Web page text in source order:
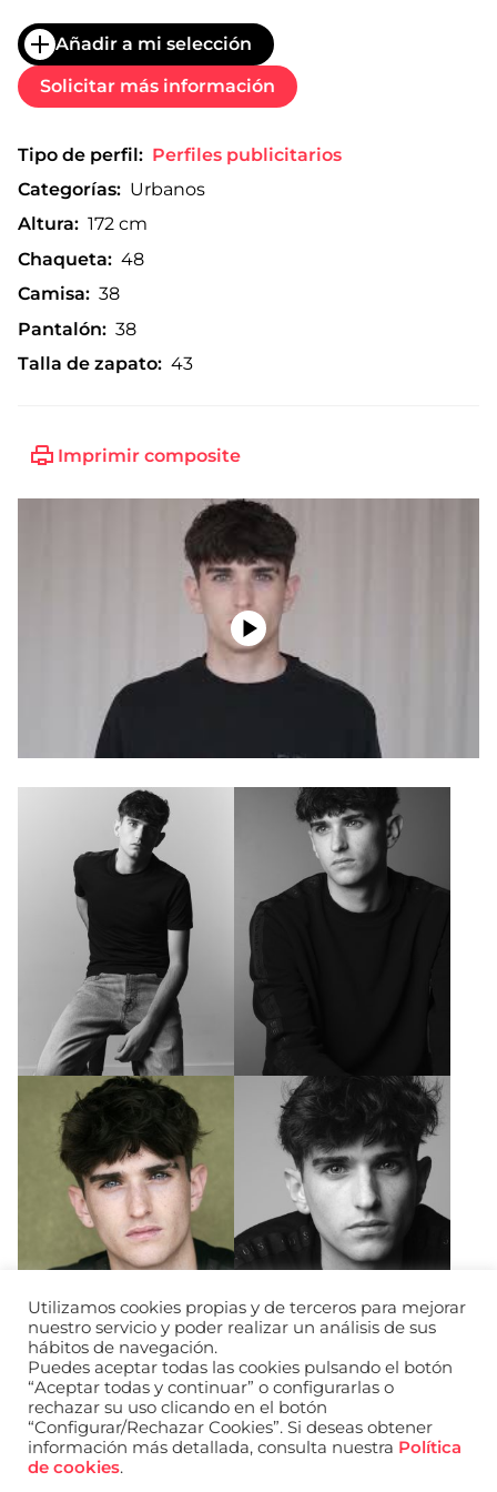
Añadir a mi selección
Solicitar más información
Tipo de perfil: Perfiles publicitarios
Categorías: Urbanos
Altura: 172 cm
Chaqueta: 48
Camisa: 38
Pantalón: 38
Talla de zapato: 43
Imprimir composite
URL de Facebook
URL de Instagram
URL de Linkedin
Utilizamos cookies propias y de terceros para mejorar
nuestro servicio y poder realizar un análisis de sus
hábitos de navegación.
Puedes aceptar todas las cookies pulsando el botón
“Aceptar todas y continuar” o configurarlas o
rechazar su uso clicando en el botón
“Configurar/Rechazar Cookies”. Si deseas obtener
información más detallada, consulta nuestra Política
de cookies.